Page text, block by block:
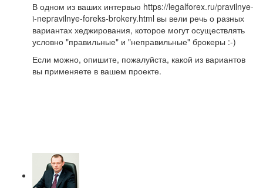
В одном из ваших интервью https://legalforex.ru/pravilnye-
i-nepravilnye-foreks-brokery.html вы вели речь о разных
вариантах хеджирования, которое могут осуществлять
условно "правильные" и "неправильные" брокеры :-)
Если можно, опишите, пожалуйста, какой из вариантов
вы применяете в вашем проекте.